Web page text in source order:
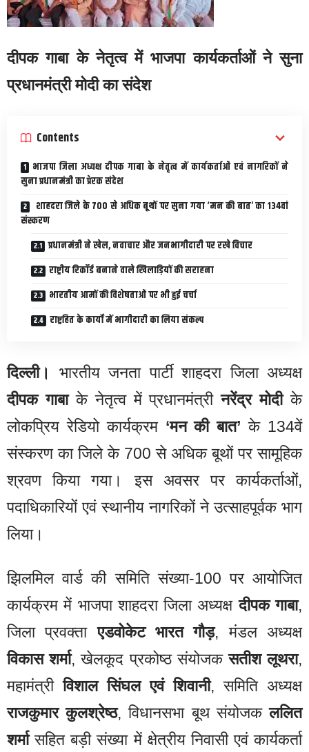
दीपक गाबा के नेतृत्व में भाजपा कार्यकर्ताओं ने सुना
प्रधानमंत्री मोदी का संदेश
Contents
भाजपा जिला अध्यक्ष दीपक गाबा के नेतृत्व में कार्यकर्ताओं एवं नागरिकों ने
सुना प्रधानमंत्री का प्रेरक संदेश
शाहदरा जिले के 700 से अधिक बूथों पर सुना गया ‘मन की बात’ का 134वां
संस्करण
प्रधानमंत्री ने खेल, नवाचार और जनभागीदारी पर रखे विचार
राष्ट्रीय रिकॉर्ड बनाने वाले खिलाड़ियों की सराहना
भारतीय आमों की विशेषताओं पर भी हुई चर्चा
राष्ट्रहित के कार्यों में भागीदारी का लिया संकल्प
दिल्ली।
भारतीय जनता पार्टी शाहदरा जिला अध्यक्ष
दीपक गाबाके नेतृत्व में प्रधानमंत्रीनरेंद्र मोदीके
लोकप्रिय रेडियो कार्यक्रम ‘मन की बात’ के 134वें
संस्करण का जिले के 700 से अधिक बूथों पर सामूहिक
श्रवण किया गया। इस अवसर पर कार्यकर्ताओं,
पदाधिकारियों एवं स्थानीय नागरिकों ने उत्साहपूर्वक भाग
लिया।
झिलमिल वार्ड की समिति संख्या-100 पर आयोजित
कार्यक्रम में भाजपा शाहदरा जिला अध्यक्षदीपक गाबा,
जिला प्रवक्ताएडवोकेट भारत गौड़, मंडल अध्यक्ष
विकास शर्मा, खेलकूद प्रकोष्ठ संयोजकसतीश लूथरा,
महामंत्रीविशाल सिंघल एवं शिवानी, समिति अध्यक्ष
राजकुमार कुलश्रेष्ठ, विधानसभा बूथ संयोजकललित
शर्मासहित बड़ी संख्या में क्षेत्रीय निवासी एवं कार्यकर्ता